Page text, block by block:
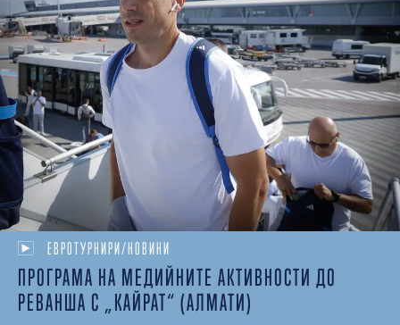
ЕВРОТУРНИРИ/НОВИНИ
ПРОГРАМА НА МЕДИЙНИТЕ АКТИВНОСТИ ДО
РЕВАНША С „КАЙРАТ“ (АЛМАТИ)